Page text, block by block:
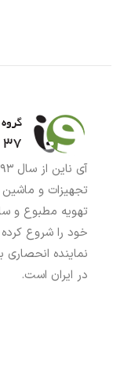
تجهیزات و ماشین
تهویه مطبوع و
خود را شروع
نماینده انحصاری
در ایران است.